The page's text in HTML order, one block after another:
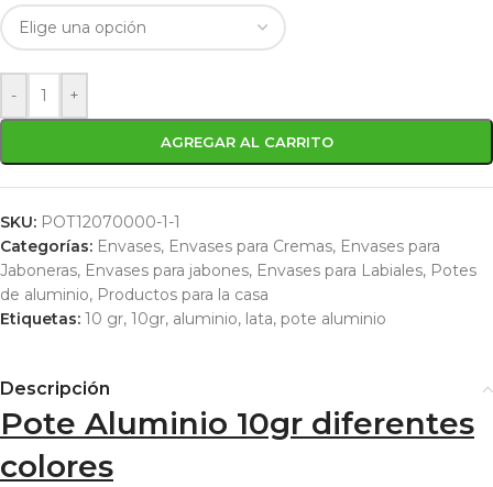
- +
AGREGAR AL CARRITO
SKU: POT12070000-1-1
Categorías: Envases, Envases para Cremas, Envases para
Jaboneras, Envases para jabones, Envases para Labiales, Potes
de aluminio, Productos para la casa
Etiquetas: 10 gr, 10gr, aluminio, lata, pote aluminio
Descripción
Pote Aluminio 10gr diferentes
colores